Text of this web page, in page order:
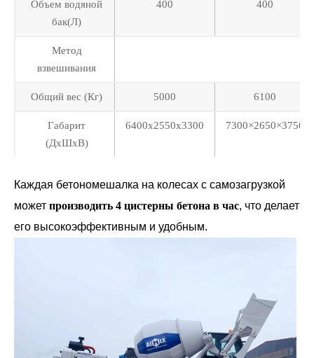
Объем водяной
бак(Л)
400 400
Метод
взвешивания
Общий вес (Кг) 5000 6100
Габарит
(ДxШxВ)
6400x2550x3300 7300×2650×3750
Каждая бетономешалка на колесах с самозагрузкой
может производить 4 цистерны бетона в час, что делает
его высокоэффективным и удобным.